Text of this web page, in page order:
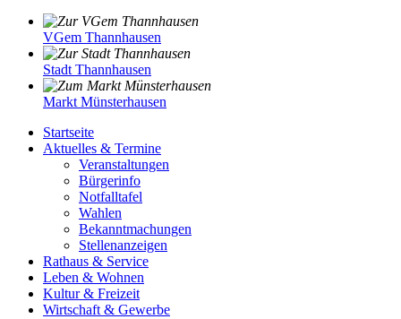
VGem Thannhausen
Stadt Thannhausen
Markt Münsterhausen
Startseite
Aktuelles & Termine
Veranstaltungen
Bürgerinfo
Notfalltafel
Wahlen
Bekanntmachungen
Stellenanzeigen
Rathaus & Service
Leben & Wohnen
Kultur & Freizeit
Wirtschaft & Gewerbe